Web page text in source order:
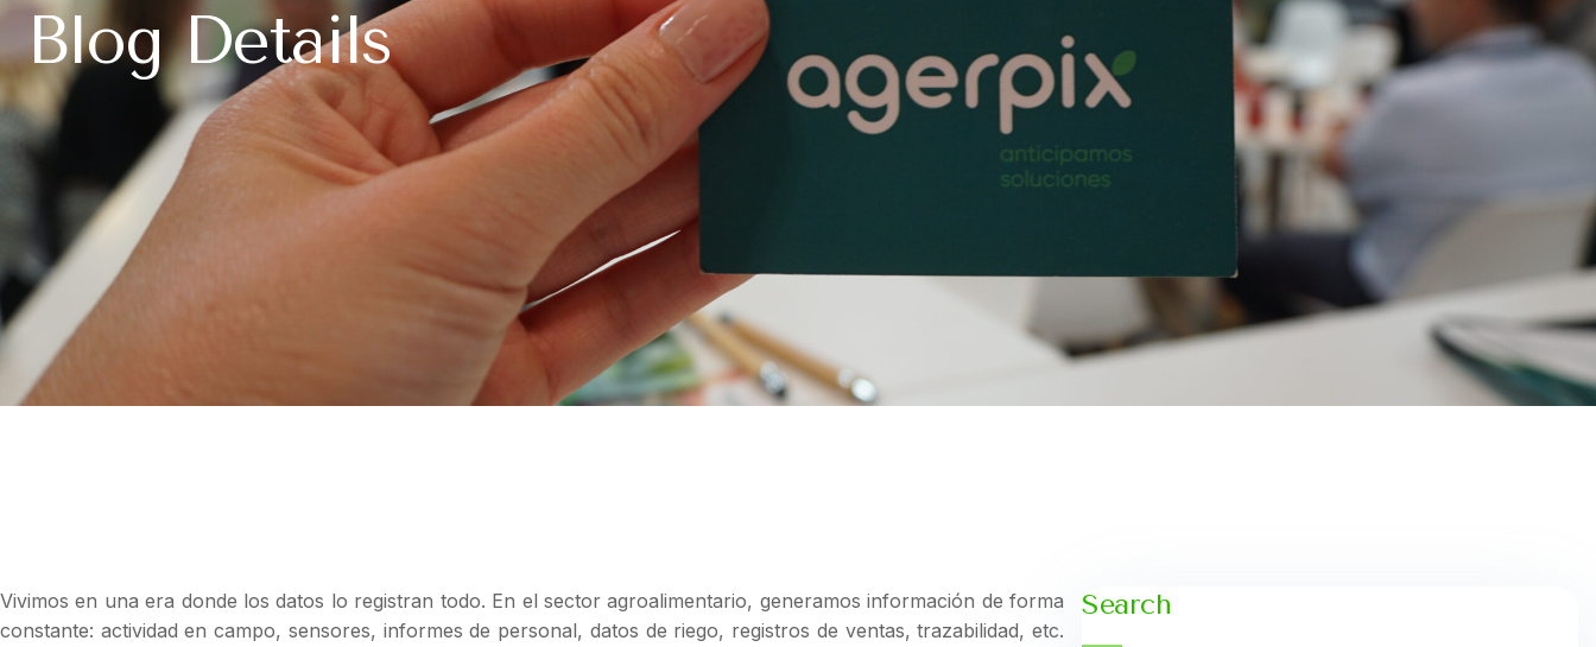
Blog Details
Vivimos en una era donde los datos lo registran todo. En el sector agroalimentario, generamos información de forma
constante: actividad en campo, sensores, informes de personal, datos de riego, registros de ventas, trazabilidad, etc.
Search